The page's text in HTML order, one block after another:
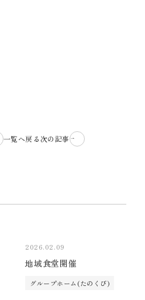
一覧へ戻る次の記事
2026.02.09
地域食堂開催
グループホーム(たのくび)